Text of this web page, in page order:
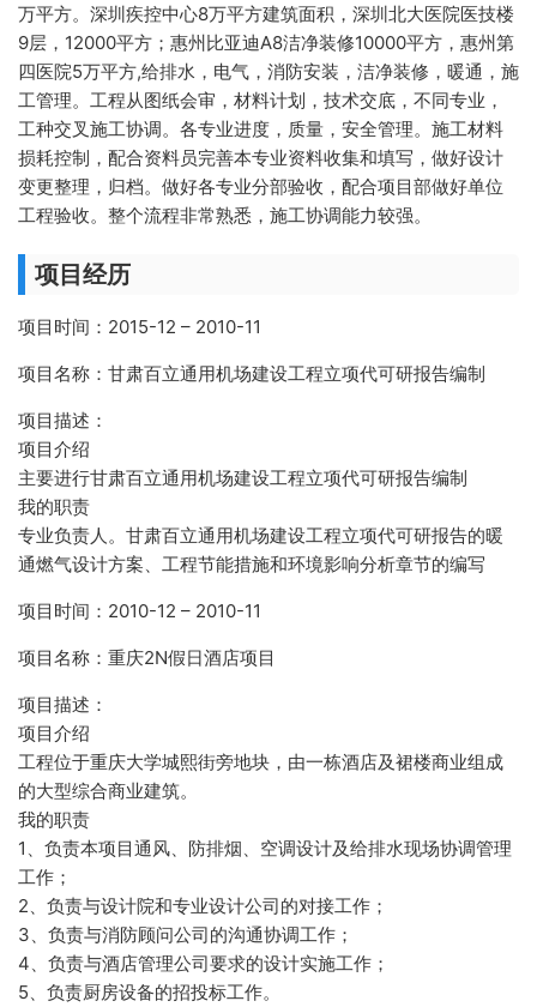
万平方。深圳疾控中心8万平方建筑面积，深圳北大医院医技楼
9层，12000平方；惠州比亚迪A8洁净装修10000平方，惠州第
四医院5万平方,给排水，电气，消防安装，洁净装修，暖通，施
工管理。工程从图纸会审，材料计划，技术交底，不同专业，
工种交叉施工协调。各专业进度，质量，安全管理。施工材料
损耗控制，配合资料员完善本专业资料收集和填写，做好设计
变更整理，归档。做好各专业分部验收，配合项目部做好单位
工程验收。整个流程非常熟悉，施工协调能力较强。
项目经历
项目时间：2015-12 – 2010-11
项目名称：甘肃百立通用机场建设工程立项代可研报告编制
项目描述：
项目介绍
主要进行甘肃百立通用机场建设工程立项代可研报告编制
我的职责
专业负责人。甘肃百立通用机场建设工程立项代可研报告的暖
通燃气设计方案、工程节能措施和环境影响分析章节的编写
项目时间：2010-12 – 2010-11
项目名称：重庆2N假日酒店项目
项目描述：
项目介绍
工程位于重庆大学城熙街旁地块，由一栋酒店及裙楼商业组成
的大型综合商业建筑。
我的职责
1、负责本项目通风、防排烟、空调设计及给排水现场协调管理
工作；
2、负责与设计院和专业设计公司的对接工作；
3、负责与消防顾问公司的沟通协调工作；
4、负责与酒店管理公司要求的设计实施工作；
5、负责厨房设备的招投标工作。